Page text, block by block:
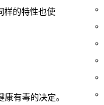
样的特性也使
有毒的决定。